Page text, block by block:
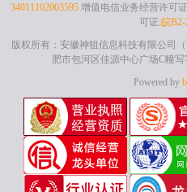
34011102003595增值电信业务经营许可
可证:皖B2-
版权所有：安徽神狙信息科技有限公司
肥市包河区佳源中心广场C幢写
Powered by